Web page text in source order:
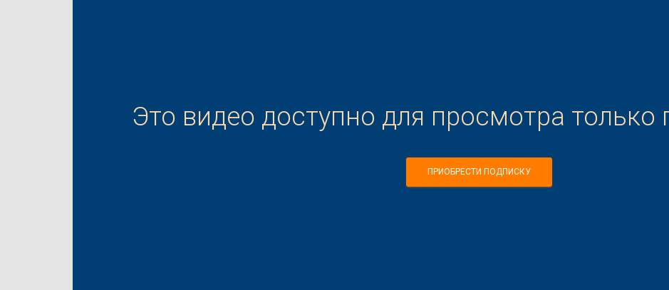
Это видео доступно для просмотра только
ПРИОБРЕСТИ ПОДПИСКУ